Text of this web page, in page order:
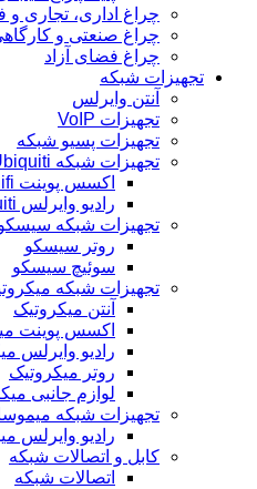
چراغ اداری، تجاری
چراغ صنعتی و
چراغ فضای آزاد
تجهیزات شبکه
آنتن وایرلس
تجهیزات VoIP
تجهیزات پسیو شبکه
تجهیزات شبکه Ubiquiti
اکسس پوینت Unifi
رادیو وایرلس Ubiquiti
تجهیزات شبکه
روتر سیسکو
سوئیچ سیسکو
تجهیزات شبکه
آنتن میکروتیک
اکسس پوینت
رادیو وایرلس
روتر میکروتیک
لوازم جانبی
تجهیزات شبکه
رادیو وایرلس
کابل و اتصالات شبکه
اتصالات شبکه